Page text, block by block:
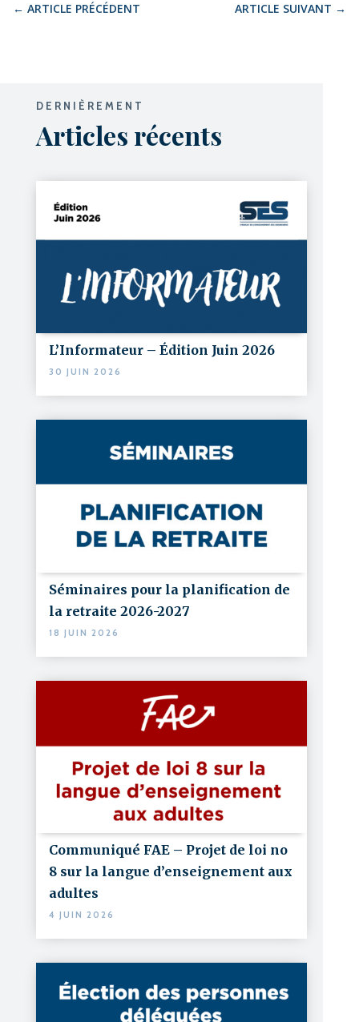
← ARTICLE PRÉCÉDENT ARTICLE SUIVANT →
DERNIÈREMENT
Articles récents
L’Informateur – Édition Juin 2026
30 JUIN 2026
Séminaires pour la planification de
la retraite 2026-2027
18 JUIN 2026
Communiqué FAE – Projet de loi no
8 sur la langue d’enseignement aux
adultes
4 JUIN 2026